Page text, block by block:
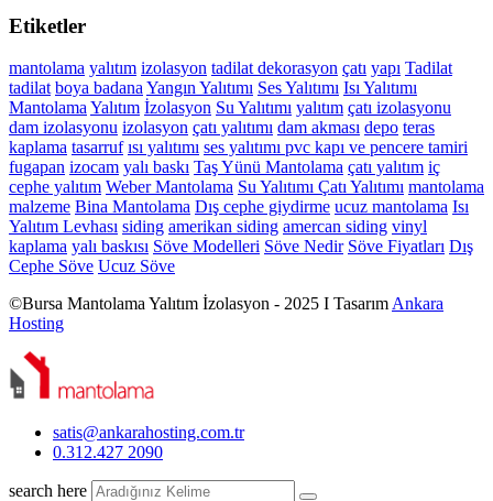
Etiketler
mantolama yalıtım izolasyon tadilatdekorasyon çatı yapı Tadilat
tadilat boya badanaYangın Yalıtımı Ses Yalıtımı Isı Yalıtımı
MantolamaYalıtım İzolasyon Su Yalıtımı yalıtım çatı izolasyonu
dam izolasyonu izolasyon çatı yalıtımı dam akması depo teras
kaplama tasarruf ısı yalıtımı ses yalıtımı pvc kapı ve pencere tamiri
fugapan izocam yalı baskı Taş Yünü Mantolama çatı yalıtım iç
cephe yalıtım Weber Mantolama Su Yalıtımı Çatı Yalıtımı mantolama
malzeme Bina Mantolama Dış cephe giydirme ucuz mantolama Isı
Yalıtım Levhası siding amerikan siding amercan siding vinyl
kaplama yalı baskısı Söve Modelleri Söve Nedir Söve Fiyatları Dış
Cephe Söve Ucuz Söve
©Bursa Mantolama Yalıtım İzolasyon - 2025 I TasarımAnkara
Hosting
satis@ankarahosting.com.tr
0.312.427 2090
search here